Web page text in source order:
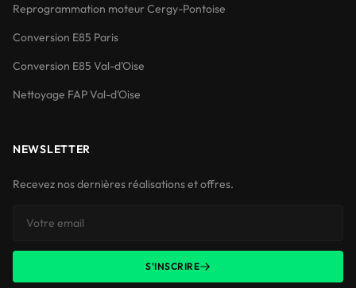
Reprogrammation moteur Cergy-Pontoise
Conversion E85 Paris
Conversion E85 Val-d'Oise
Nettoyage FAP Val-d'Oise
NEWSLETTER
Recevez nos dernières réalisations et offres.
S'INSCRIRE